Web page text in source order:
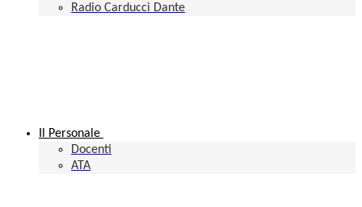
Radio Carducci Dante
Il Personale
Docenti
ATA